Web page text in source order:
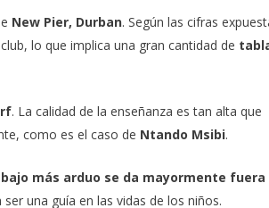
New Pier, Durban. Según las cifras
lo que implica una gran cantidad de
. La calidad de la enseñanza es tan alta que
como es el caso de Ntando Msibi.
más arduo se da mayormente fuera
una guía en las vidas de los niños.